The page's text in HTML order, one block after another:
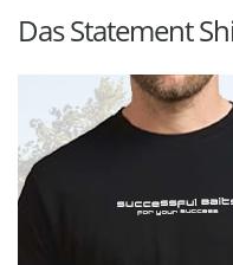
Das Statement